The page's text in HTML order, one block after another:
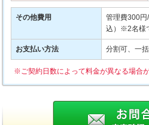
その他費用
管理費300円
込）※2名様
お支払い方法 分割可、一
※ご契約日数によって料金が異なる場合